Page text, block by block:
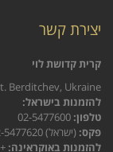
יצירת קשר
קרית קדושת לוי
Berditchev, Ukraine
להזמנות בישראל:
טלפון:
פקס: (ישראל) 02-5477620
להזמנות באוקראינה: +38-098-0340213